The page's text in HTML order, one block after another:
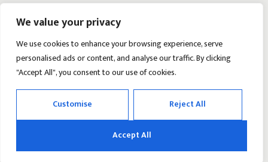
We value your privacy
We use cookies to enhance your browsing experience, serve
personalised ads or content, and analyse our traffic. By clicking
"Accept All", you consent to our use of cookies.
Customise Reject All
Accept All